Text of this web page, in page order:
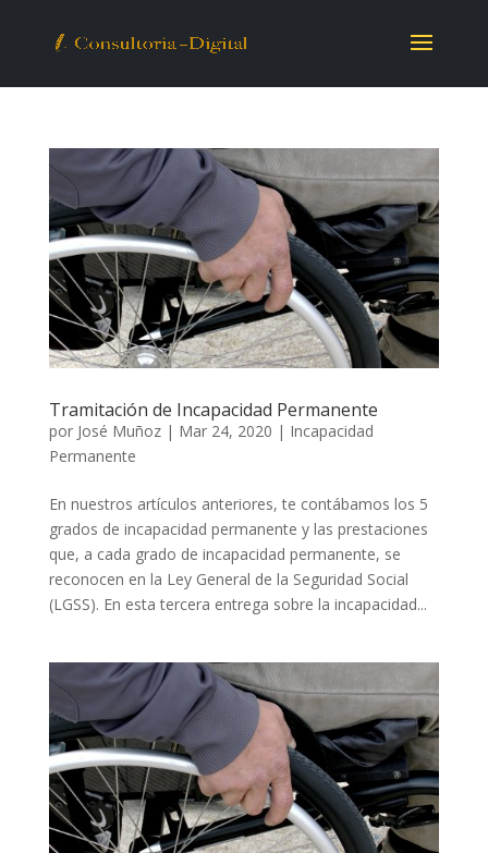
Tramitación de Incapacidad Permanente
por José Muñoz| Mar 24, 2020 | Incapacidad
Permanente
En nuestros artículos anteriores, te contábamos los 5
grados de incapacidad permanente y las prestaciones
que, a cada grado de incapacidad permanente, se
reconocen en la Ley General de la Seguridad Social
(LGSS). En esta tercera entrega sobre la incapacidad...